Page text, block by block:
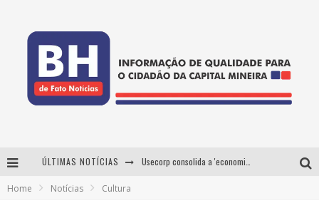
ÚLTIMAS NOTÍCIAS
Home Notícias Cultura